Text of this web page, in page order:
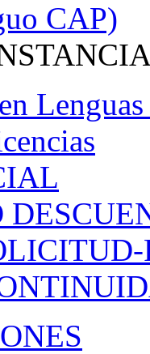
CAP)